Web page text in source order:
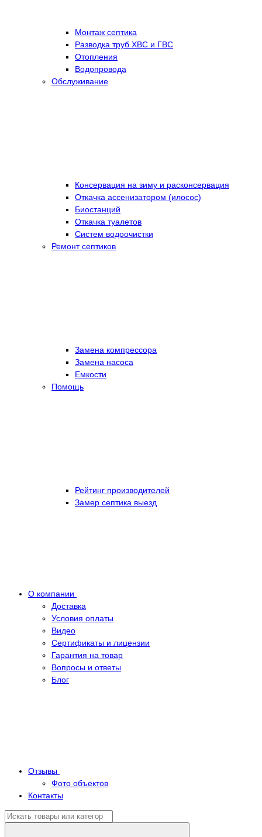
Монтаж септика
Разводка труб ХВС и ГВС
Отопления
Водопровода
Обслуживание
Консервация на зиму и расконсервация
Откачка ассенизатором (илосос)
Биостанций
Откачка туалетов
Систем водоочистки
Ремонт септиков
Замена компрессора
Замена насоса
Емкости
Помощь
Рейтинг производителей
Замер септика выезд
О компании
Доставка
Условия оплаты
Видео
Сертификаты и лицензии
Гарантия на товар
Вопросы и ответы
Блог
Отзывы
Фото объектов
Контакты